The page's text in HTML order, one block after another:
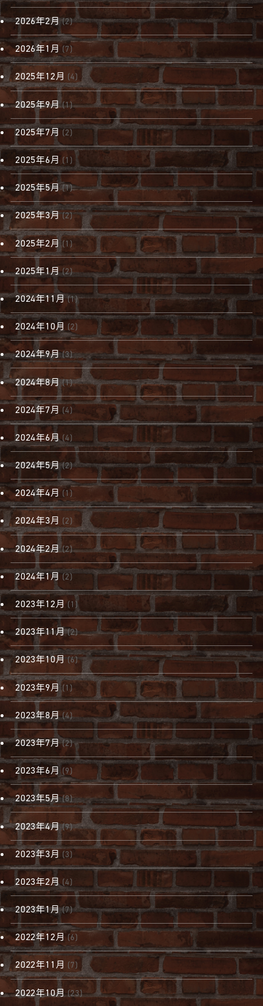
2026年2月(2)
2026年1月 (7)
2025年12月 (4)
2025年9月(1)
2025年7月 (2)
2025年6月(1)
2025年5月(1)
2025年3月 (2)
2025年2月(1)
2025年1月(2)
2024年11月(1)
2024年10月 (2)
2024年9月(3)
2024年8月(1)
2024年7月 (4)
2024年6月(4)
2024年5月(2)
2024年4月 (1)
2024年3月 (2)
2024年2月(2)
2024年1月 (2)
2023年12月(1)
2023年11月(2)
2023年10月(6)
2023年9月(1)
2023年8月(4)
2023年7月(2)
2023年6月 (9)
2023年5月(8)
2023年4月(9)
2023年3月 (3)
2023年2月(4)
2023年1月(7)
2022年12月(6)
2022年11月 (7)
2022年10月(23)